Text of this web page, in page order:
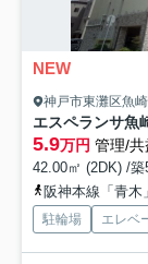
NEW
神戸市東灘区魚
エスペランサ魚
5.9万円 管理/共
42.00㎡ (2DK) /
阪神本線「青木
駐輪場 エレベ